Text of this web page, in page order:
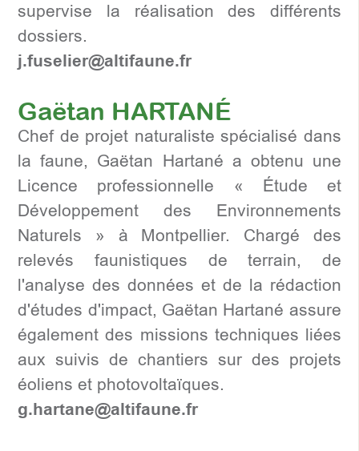
supervise la réalisation des différents
dossiers.
j.fuselier@altifaune.fr
Gaëtan HARTANÉ
Chef de projet naturaliste spécialisé dans
la faune, Gaëtan Hartané a obtenu une
Licence professionnelle « Étude et
Développement des Environnements
Naturels » à Montpellier. Chargé des
relevés faunistiques de terrain, de
l'analyse des données et de la rédaction
d'études d'impact, Gaëtan Hartané assure
également des missions techniques liées
aux suivis de chantiers sur des projets
éoliens et photovoltaïques.
g.hartane@altifaune.fr